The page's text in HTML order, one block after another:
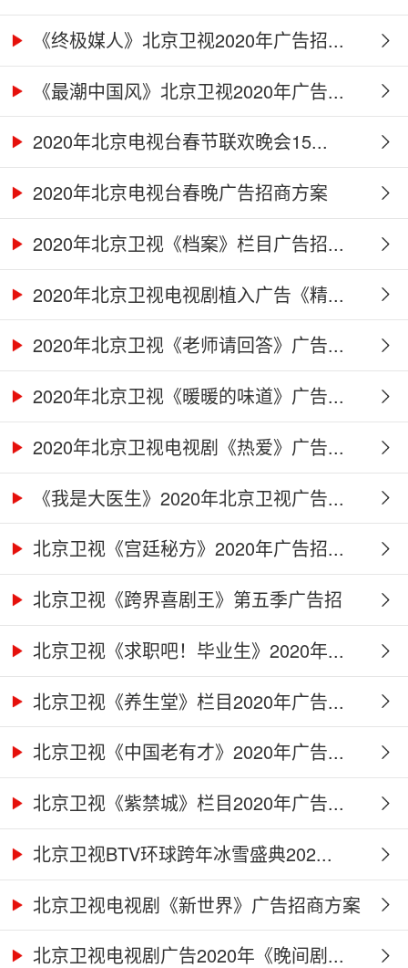
《终极媒人》北京卫视2020年广告招...
《最潮中国风》北京卫视2020年广告...
2020年北京电视台春节联欢晚会15...
2020年北京电视台春晚广告招商方案
2020年北京卫视《档案》栏目广告招...
2020年北京卫视电视剧植入广告《精...
2020年北京卫视《老师请回答》广告...
2020年北京卫视《暖暖的味道》广告...
2020年北京卫视电视剧《热爱》广告...
《我是大医生》2020年北京卫视广告...
北京卫视《宫廷秘方》2020年广告招...
北京卫视《跨界喜剧王》第五季广告招
商...北京卫视《求职吧！毕业生》2020年...
北京卫视《养生堂》栏目2020年广告...
北京卫视《中国老有才》2020年广告...
北京卫视《紫禁城》栏目2020年广告...
北京卫视BTV环球跨年冰雪盛典202...
北京卫视电视剧《新世界》广告招商方案
北京卫视电视剧广告2020年《晚间剧...